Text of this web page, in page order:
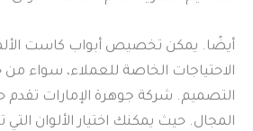
أيضًا. يمكن تخصيص أبواب كاست
الاحتياجات الخاصة للعملاء، سواء من
التصميم. شركة جوهرة الإمارات تقدم
المجال. حيث يمكنك اختيار الألوان